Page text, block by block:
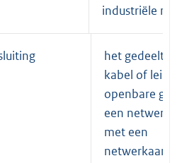
industriële
het gedeelte
kabel of
openbare
een netwerk
met een